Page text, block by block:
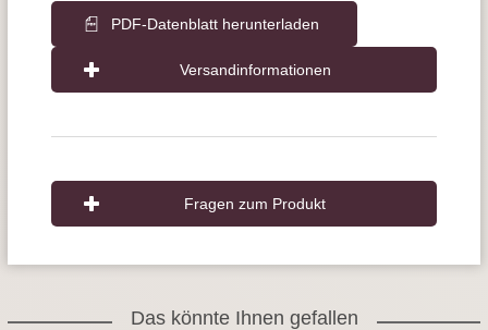
PDF-Datenblatt herunterladen
Versandinformationen
Fragen zum Produkt
Das könnte Ihnen gefallen